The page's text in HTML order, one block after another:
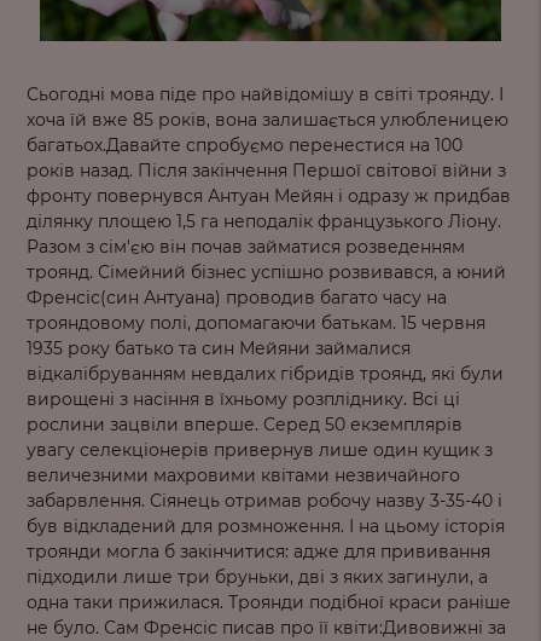
Сьогодні мова піде про найвідомішу в світі троянду. І
хоча їй вже 85 років, вона залишається улюбленицею
багатьох.Давайте спробуємо перенестися на 100
років назад. Після закінчення Першої світової війни з
фронту повернувся Антуан Мейян і одразу ж придбав
ділянку площею 1,5 га неподалік французького Ліону.
Разом з сім'єю він почав займатися розведенням
троянд. Сімейний бізнес успішно розвивався, а юний
Френсіс(син Антуана) проводив багато часу на
трояндовому полі, допомагаючи батькам. 15 червня
1935 року батько та син Мейяни займалися
відкалібруванням невдалих гібридів троянд, які були
вирощені з насіння в їхньому розпліднику. Всі ці
рослини зацвіли вперше. Серед 50 екземплярів
увагу селекціонерів привернув лише один кущик з
величезними махровими квітами незвичайного
забарвлення. Сіянець отримав робочу назву 3-35-40 і
був відкладений для розмноження. І на цьому історія
троянди могла б закінчитися: адже для прививання
підходили лише три бруньки, дві з яких загинули, а
одна таки прижилася. Троянди подібної краси раніше
не було. Сам Френсіс писав про її квіти:Дивовижні за